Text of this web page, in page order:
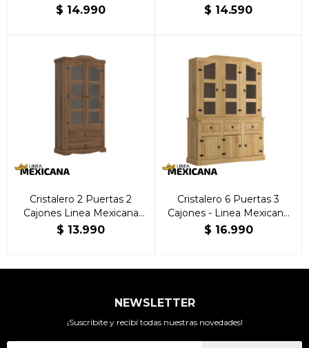
$ 14.990
Blanco
$ 14.590
Cristalero 2 Puertas 2
Cajones Linea Mexicana
Nogal
$ 13.990
Cristalero 6 Puertas 3
Cajones - Linea Mexicana
Natural
$ 16.990
NEWSLETTER
¡Suscribite y recibí todas nuestras novedades!